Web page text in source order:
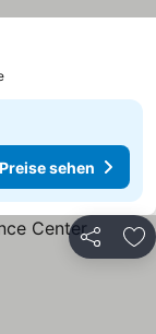
sehen
Preise sehen
Teilen